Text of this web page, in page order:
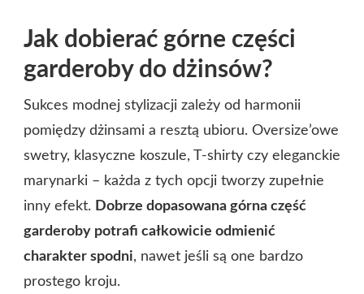
Jak dobierać górne części
garderoby do dżinsów?
Sukces modnej stylizacji zależy od harmonii
pomiędzy dżinsami a resztą ubioru. Oversize’owe
swetry, klasyczne koszule, T-shirty czy eleganckie
marynarki – każda z tych opcji tworzy zupełnie
inny efekt. Dobrze dopasowana górna część
garderoby potrafi całkowicie odmienić
charakter spodni, nawet jeśli są one bardzo
prostego kroju.